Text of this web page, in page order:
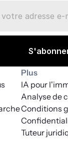
Plus
Conditions
Analyse de
Tuteur
IA pour